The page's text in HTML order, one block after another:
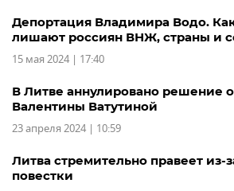
Депортация Владимира Водо.
лишают россиян ВНЖ, страны и
15 мая 2024 | 17:40
В Литве аннулировано решение
Валентины Ватутиной
23 апреля 2024 | 10:59
Литва стремительно правеет из-
повестки